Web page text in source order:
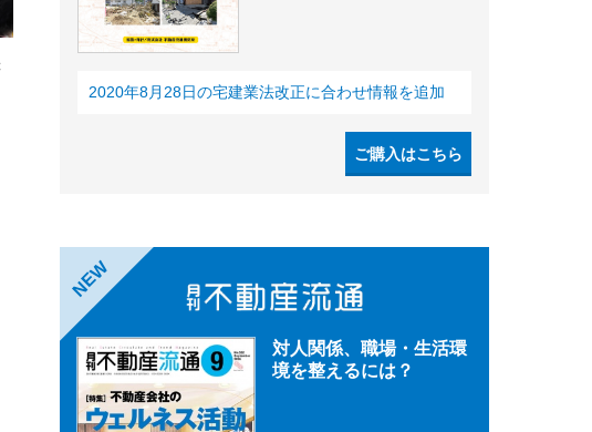
2020年8月28日の宅建業法改正に合わせ情報を追加
ご購入はこちら
NEW
対人関係、職場・生活環
境を整えるには？